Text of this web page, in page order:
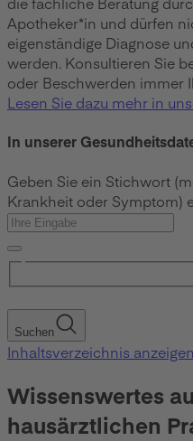
Apotheker*in und dürfen
eigenständige Diagnose
werden. Konsultieren Sie
oder Beschwerden immer
Lesen Sie dazu mehr in
In unserer
Geben Sie ein Stichwort
Krankheit oder Symptom)
Suchen
Inhaltsverzeichnis anzeigen
Wissenswertes
hausärztlichen